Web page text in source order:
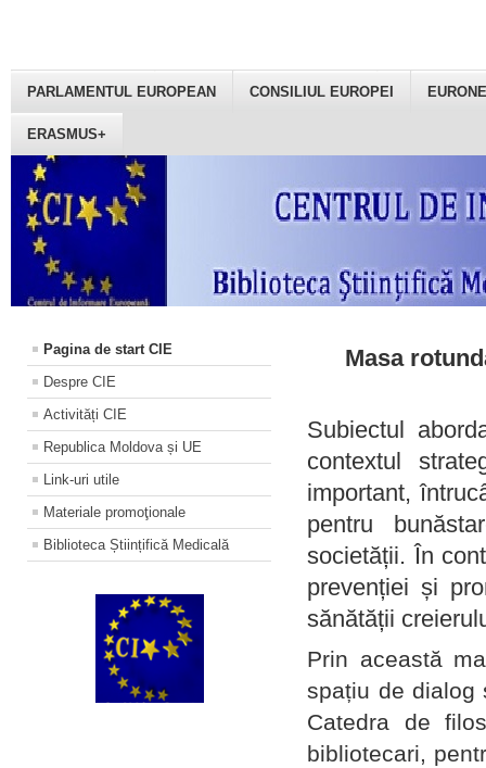
PARLAMENTUL EUROPEAN CONSILIUL EUROPEI
ERASMUS+
Pagina de start CIE
Despre CIE
Activități CIE
Republica Moldova și UE
Link-uri utile
Materiale promoţionale
Biblioteca Științifică Medicală
Masa
Subiectul
contextul
important,
pentru
societății. În
prevenției și
sănătății
Prin această
spațiu de dialog
Catedra de
bibliotecari,